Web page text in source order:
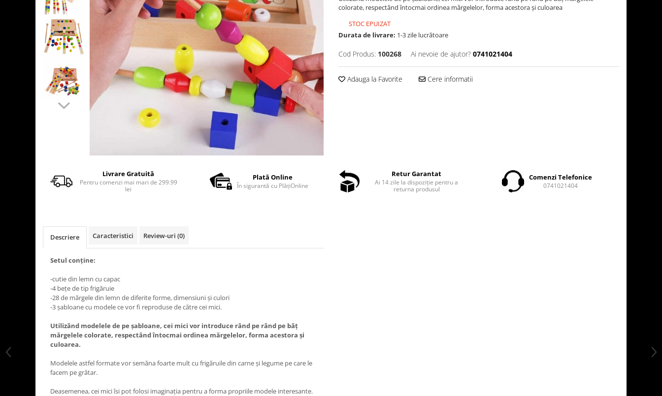
colorate, respectând întocmai ordinea mărgelelor, forma acestora și culoarea
STOC EPUIZAT
Durata de livrare: 1-3 zile lucrătoare
Cod Produs: 100268 Ai nevoie de ajutor? 0741021404
Adauga la Favorite Cere informatii
Livrare Gratuită
Pentru comenzi mai mari de 299.99
lei
Plată Online
În sigurantă cu PlățiOnline
Retur Garantat
Ai 14 zile la dispoziție pentru a
returna produsul
Comenzi Telefonice
0741021404
Descriere Caracteristici Review-uri (0)
Setul conține:
-cutie din lemn cu capac
-4 bețe de tip frigăruie
-28 de mărgele din lemn de diferite forme, dimensiuni și culori
-3 șabloane cu modele ce vor fi reproduse de către cei mici.
Utilizând modelele de pe șabloane, cei mici vor introduce rând pe rând pe băț
mărgelele colorate, respectând întocmai ordinea mărgelelor, forma acestora și
culoarea.
Modelele astfel formate vor semăna foarte mult cu frigăruile din carne și legume pe care le
facem pe grătar.
Deasemenea, cei mici îsi pot folosi imaginația pentru a forma propriile modele interesante.